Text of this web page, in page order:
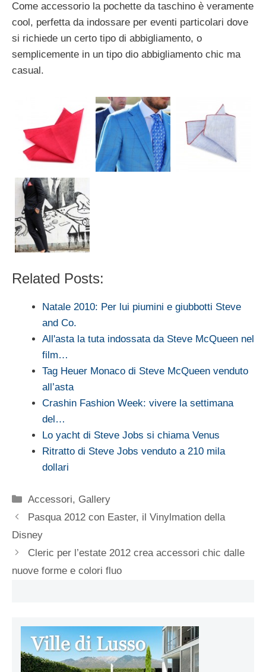
Come accessorio la pochette da taschino è veramente
cool, perfetta da indossare per eventi particolari dove
si richiede un certo tipo di abbigliamento, o
semplicemente in un tipo dio abbigliamento chic ma
casual.
Related Posts:
Natale 2010: Per lui piumini e giubbotti Steve
and Co.
All'asta la tuta indossata da Steve McQueen nel
film…
Tag Heuer Monaco di Steve McQueen venduto
all’asta
Crashin Fashion Week: vivere la settimana
del…
Lo yacht di Steve Jobs si chiama Venus
Ritratto di Steve Jobs venduto a 210 mila
dollari
Categorie
Accessori, Gallery
Pasqua 2012 con Easter, il Vinylmation della
Disney
Cleric per l’estate 2012 crea accessori chic dalle
nuove forme e colori fluo